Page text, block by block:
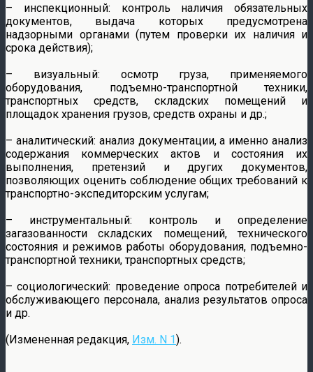
– инспекционный: контроль наличия обязательных
документов, выдача которых предусмотрена
надзорными органами (путем проверки их наличия и
срока действия);
– визуальный: осмотр груза, применяемого
оборудования, подъемно-транспортной техники,
транспортных средств, складских помещений и
площадок хранения грузов, средств охраны и др.;
– аналитический: анализ документации, а именно анализ
содержания коммерческих актов и состояния их
выполнения, претензий и других документов,
позволяющих оценить соблюдение общих требований к
транспортно-экспедиторским услугам;
– инструментальный: контроль и определение
загазованности складских помещений, технического
состояния и режимов работы оборудования, подъемно-
транспортной техники, транспортных средств;
– социологический: проведение опроса потребителей и
обслуживающего персонала, анализ результатов опроса
и др.
(Измененная редакция, Изм. N 1).